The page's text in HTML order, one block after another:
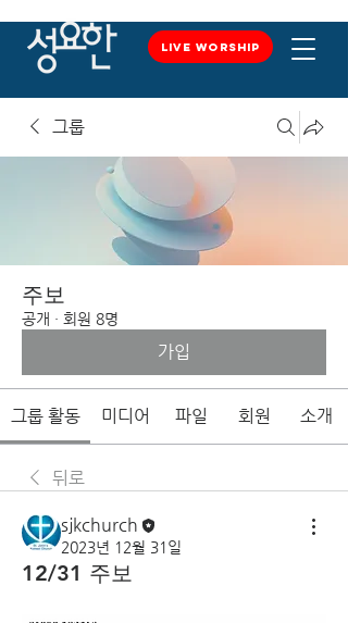
LIVE WORSHIP
LIVE WORSHIP
그룹
주보
공개 · 회원 8명
가입
그룹 활동 미디어 파일 회원 소개
뒤로
sjkchurch
2023년 12월 31일
12/31 주보